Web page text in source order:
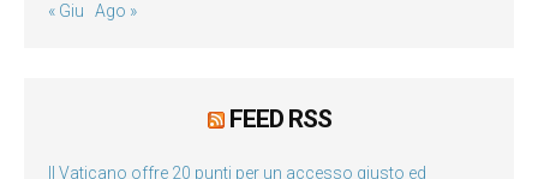
« Giu Ago »
FEED RSS
Il Vaticano offre 20 punti per un accesso giusto ed